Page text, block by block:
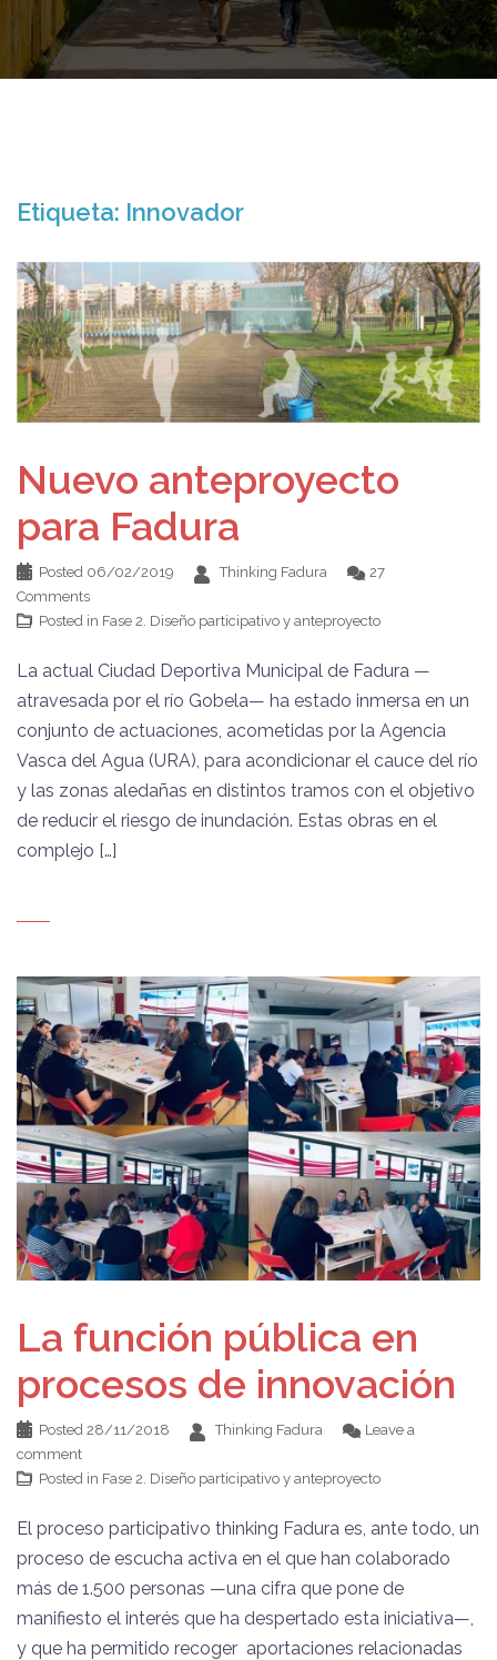
Etiqueta: Innovador
Nuevo anteproyecto
para Fadura
Posted 06/02/2019 Thinking Fadura
27
Comments
Posted in Fase 2. Diseño participativo y anteproyecto
La actual Ciudad Deportiva Municipal de Fadura —
atravesada por el río Gobela— ha estado inmersa en un
conjunto de actuaciones, acometidas por la Agencia
Vasca del Agua (URA), para acondicionar el cauce del río
y las zonas aledañas en distintos tramos con el objetivo
de reducir el riesgo de inundación. Estas obras en el
complejo […]
La función pública en
procesos de innovación
Posted 28/11/2018 Thinking Fadura
Leave a
comment
Posted in Fase 2. Diseño participativo y anteproyecto
El proceso participativo thinking Fadura es, ante todo, un
proceso de escucha activa en el que han colaborado
más de 1.500 personas —una cifra que pone de
manifiesto el interés que ha despertado esta iniciativa—,
y que ha permitido recoger aportaciones relacionadas